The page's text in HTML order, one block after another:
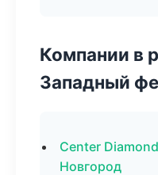
Компании в
Западный
Center
Новгород